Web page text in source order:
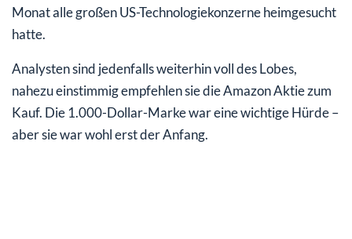
Monat alle großen US-Technologiekonzerne heimgesucht
hatte.
Analysten sind jedenfalls weiterhin voll des Lobes,
nahezu einstimmig empfehlen sie die Amazon Aktie zum
Kauf. Die 1.000-Dollar-Marke war eine wichtige Hürde –
aber sie war wohl erst der Anfang.